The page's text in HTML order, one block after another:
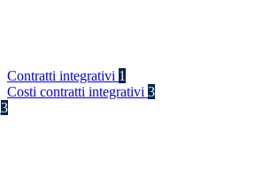
Contratti integrativi 1
Costi contratti integrativi 3
3